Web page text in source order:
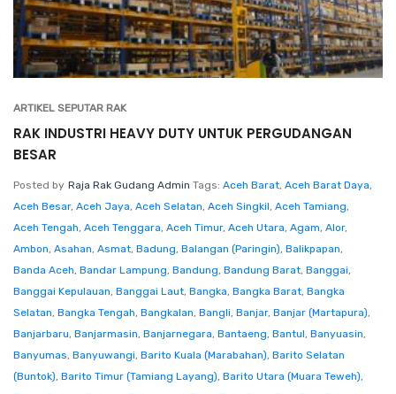
ARTIKEL SEPUTAR RAK
RAK INDUSTRI HEAVY DUTY UNTUK PERGUDANGAN
BESAR
Posted by Raja Rak Gudang Admin Tags: Aceh Barat, Aceh Barat Daya,
Aceh Besar, Aceh Jaya, Aceh Selatan, Aceh Singkil, Aceh Tamiang,
Aceh Tengah, Aceh Tenggara, Aceh Timur, Aceh Utara, Agam, Alor,
Ambon, Asahan, Asmat, Badung, Balangan (Paringin), Balikpapan,
Banda Aceh, Bandar Lampung, Bandung, Bandung Barat, Banggai,
Banggai Kepulauan, Banggai Laut, Bangka, Bangka Barat, Bangka
Selatan, Bangka Tengah, Bangkalan, Bangli, Banjar, Banjar (Martapura),
Banjarbaru, Banjarmasin, Banjarnegara, Bantaeng, Bantul, Banyuasin,
Banyumas, Banyuwangi, Barito Kuala (Marabahan), Barito Selatan
(Buntok), Barito Timur (Tamiang Layang), Barito Utara (Muara Teweh),